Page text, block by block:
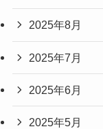
2025年8月
2025年7月
2025年6月
2025年5月